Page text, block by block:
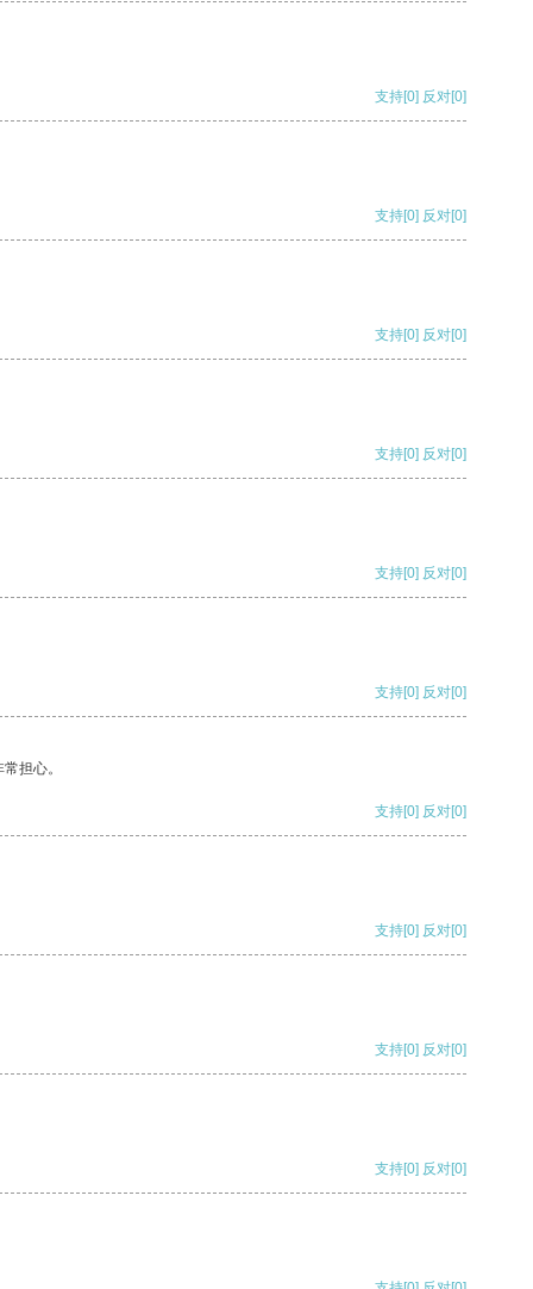
支持[0] 反对[0]
支持[0] 反对[0]
支持[0] 反对[0]
支持[0] 反对[0]
支持[0] 反对[0]
支持[0] 反对[0]
担心。
支持[0] 反对[0]
支持[0] 反对[0]
支持[0] 反对[0]
支持[0] 反对[0]